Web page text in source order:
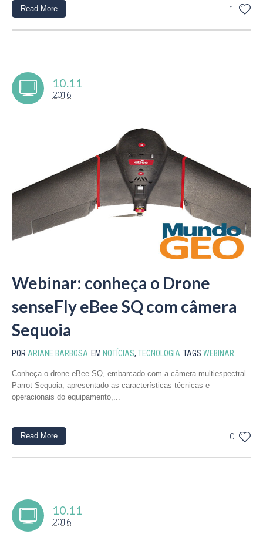
1
Read More
10.11
2016
Webinar: conheça o Drone
senseFly eBee SQ com câmera
Sequoia
POR ARIANE BARBOSA EM NOTÍCIAS, TECNOLOGIA TAGS WEBINAR
Conheça o drone eBee SQ, embarcado com a câmera multiespectral
Parrot Sequoia, apresentado as características técnicas e
operacionais do equipamento,...
0
Read More
10.11
2016